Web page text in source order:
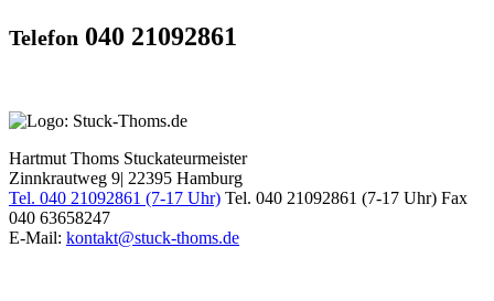
Telefon 040 21092861
Hartmut Thoms Stuckateurmeister
Zinnkrautweg 9| 22395 Hamburg
Tel. 040 21092861 (7-17 Uhr) Tel. 040 21092861 (7-17 Uhr) Fax
040 63658247
E-Mail: kontakt@stuck-thoms.de